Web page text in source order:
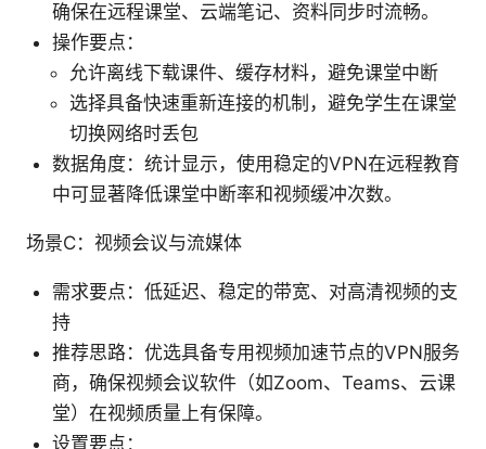
确保在远程课堂、云端笔记、资料同步时流畅。
操作要点：
允许离线下载课件、缓存材料，避免课堂中断
选择具备快速重新连接的机制，避免学生在课堂
切换网络时丢包
数据角度：统计显示，使用稳定的VPN在远程教育
中可显著降低课堂中断率和视频缓冲次数。
场景C：视频会议与流媒体
需求要点：低延迟、稳定的带宽、对高清视频的支
持
推荐思路：优选具备专用视频加速节点的VPN服务
商，确保视频会议软件（如Zoom、Teams、云课
堂）在视频质量上有保障。
设置要点：